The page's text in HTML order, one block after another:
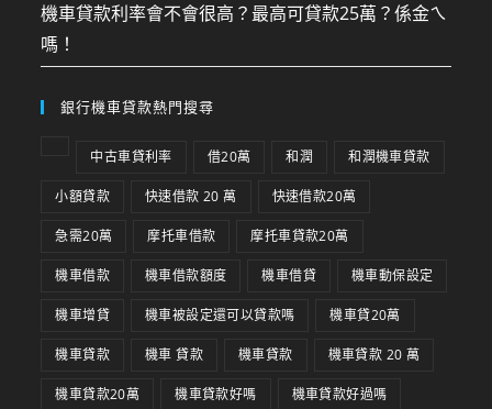
機車貸款利率會不會很高？最高可貸款25萬？係金ㄟ
嗎！
銀行機車貸款熱門搜尋
中古車貸利率 借20萬 和潤 和潤機車貸款
小額貸款 快速借款 20 萬 快速借款20萬
急需20萬 摩托車借款 摩托車貸款20萬
機車借款 機車借款額度 機車借貸 機車動保設定
機車增貸 機車被設定還可以貸款嗎 機車貸20萬
機車貸款 機車 貸款 機車貸款 機車貸款 20 萬
機車貸款20萬 機車貸款好嗎 機車貸款好過嗎